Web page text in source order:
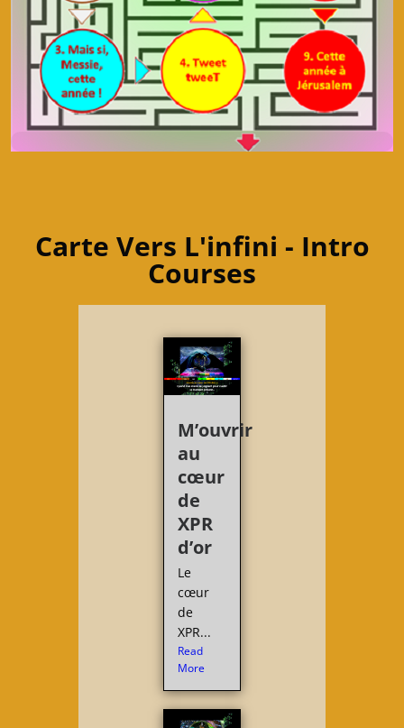
Carte Vers L'infini - Intro
Courses
M’ouvrir
au
cœur
de
XPR
d’or
Le
cœur
de
XPR...
Read
More